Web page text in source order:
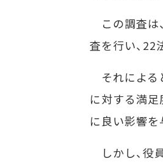
この調査は
査を行い、22
それによる
に対する満足
に良い影響を
しかし、役